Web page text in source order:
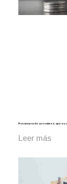
Preconcurso de acreedores: qué es,
Leer más